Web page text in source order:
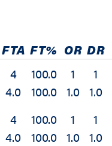
FTA FT% OR DR
4
4.0
100.0
100.0
1
1.0
1
1.0
4
4.0
100.0
100.0
1
1.0
1
1.0